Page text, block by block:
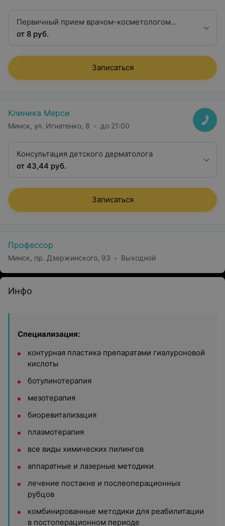
Первичный прием врачом-косметологом
перед эпиляцией
от 8 руб.
Записаться
Клиника Мерси
Минск, ул. Игнатенко, 8 до 21:00
Консультация детского дерматолога
от 43,44 руб.
Записаться
Профессор
Минск, пр. Дзержинского, 93 Выходной
Инфо
Специализация:
контурная пластика препаратами гиалуроновой
кислоты
ботулинотерапия
мезотерапия
биоревитализация
плазмотерапия
все виды химических пилингов
аппаратные и лазерные методики
лечение постакне и послеоперационных
рубцов
комбинированные методики для реабилитации
в постоперационном периоде